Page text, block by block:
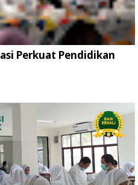
Perkuat Pendidikan